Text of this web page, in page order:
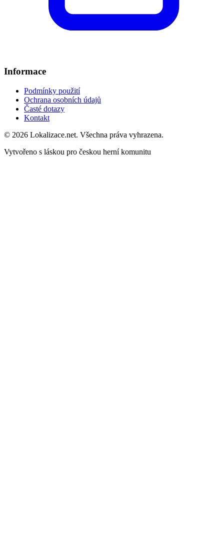
Informace
Podmínky použití
Ochrana osobních údajů
Časté dotazy
Kontakt
© 2026 Lokalizace.net. Všechna práva vyhrazena.
Vytvořeno s láskou pro českou herní komunitu